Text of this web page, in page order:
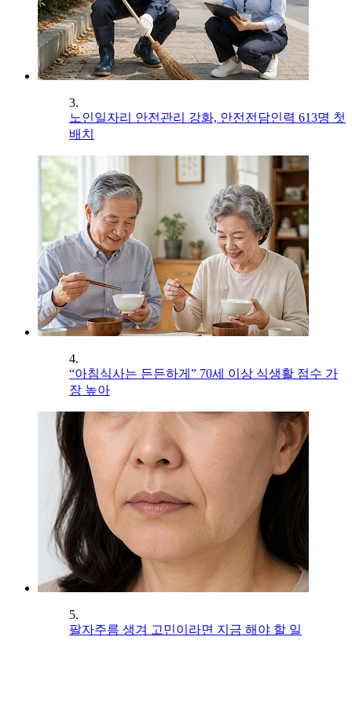
3.
노인일자리 안전관리 강화, 안전전담인력 613명 첫
배치
4.
“아침식사는 든든하게” 70세 이상 식생활 점수 가
장 높아
5.
팔자주름 생겨 고민이라면 지금 해야 할 일